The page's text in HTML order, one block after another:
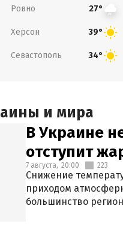
Ровно 27°
Херсон 39°
Севастополь 34°
и мира
В Украине
отступит
7 августа, 20:00 223
Снижение
приходом
большинство